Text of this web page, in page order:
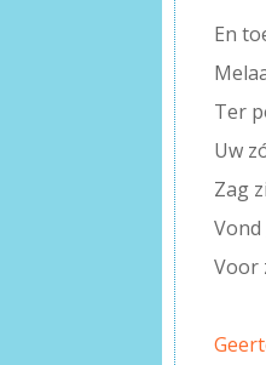
En
Ter
Uw
Zag
Voor